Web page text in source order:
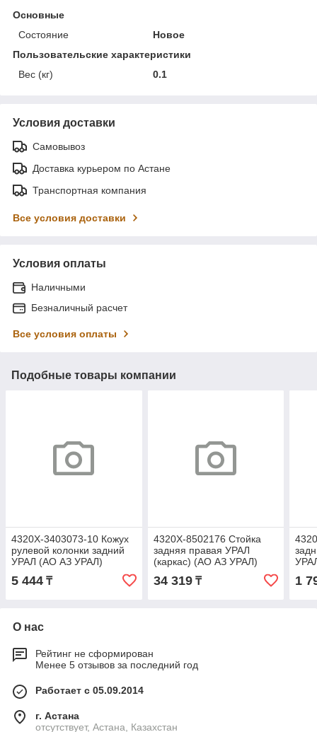
Основные
Состояние
Новое
Пользовательские характеристики
Вес (кг)
0.1
Условия доставки
Самовывоз
Доставка курьером по Астане
Транспортная компания
Все условия доставки
Условия оплаты
Наличными
Безналичный расчет
Все условия оплаты
Подобные товары компании
4320Х-3403073-10 Кожух
рулевой колонки задний
УРАЛ (АО АЗ УРАЛ)
5 444 ₸
4320Х-8502176 Стойка
задняя правая УРАЛ
(каркас) (АО АЗ УРАЛ)
34 319₸ 1
О нас
Рейтинг не сформирован
Менее 5 отзывов за последний год
Работает с 05.09.2014
г. Астана
отсутствует, Астана, Казахстан